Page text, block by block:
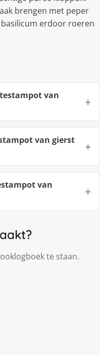
brengen met peper
erdoor roeren
van
van gierst
van
te staan.